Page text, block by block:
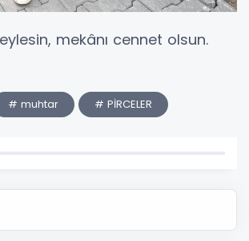
mekânı cennet olsun.
# muhtar # PİRCELER